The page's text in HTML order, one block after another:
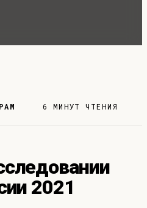
6 МИНУТ ЧТЕНИЯ
2021